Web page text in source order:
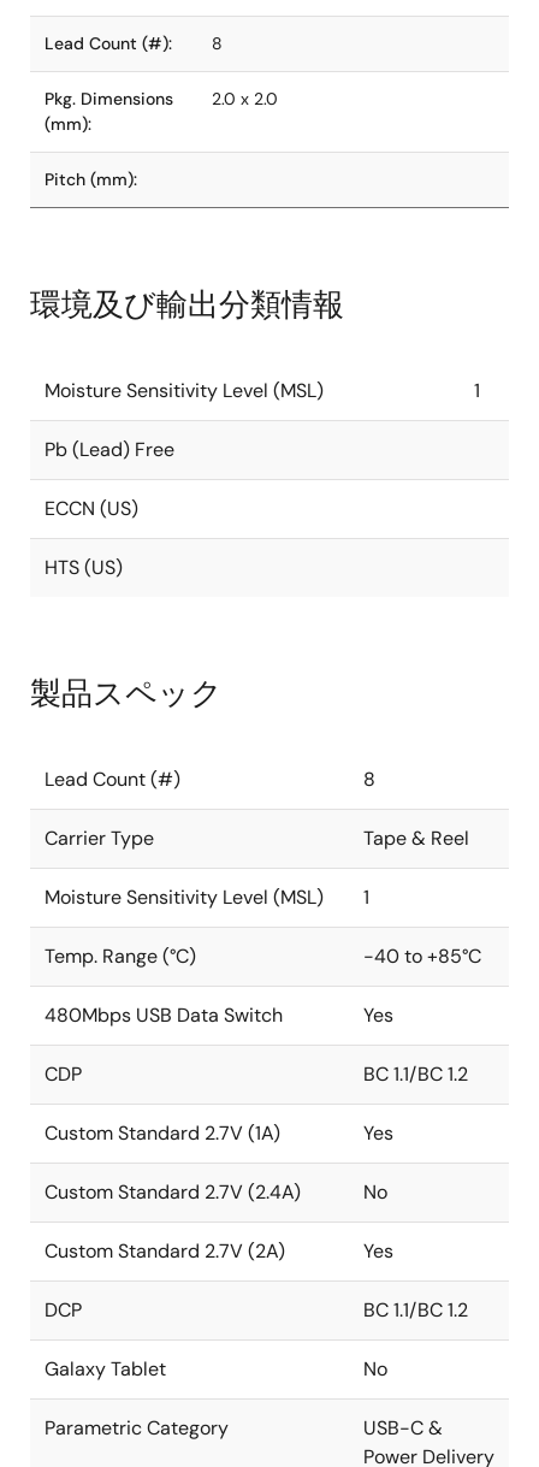
Lead Count (#): 8
Pkg. Dimensions
(mm):
2.0 x 2.0
Pitch (mm):
環境及び輸出分類情報
Moisture Sensitivity Level (MSL) 1
Pb (Lead) Free
ECCN (US)
HTS (US)
製品スペック
Lead Count (#) 8
Carrier Type Tape & Reel
Moisture Sensitivity Level (MSL) 1
Temp. Range (°C) -40 to +85°C
480Mbps USB Data Switch Yes
CDP BC 1.1/BC 1.2
Custom Standard 2.7V (1A) Yes
Custom Standard 2.7V (2.4A) No
Custom Standard 2.7V (2A) Yes
DCP BC 1.1/BC 1.2
Galaxy Tablet No
Parametric Category
USB-C &
Power Delivery